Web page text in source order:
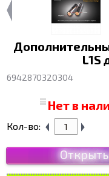
L1S
6942870320304
Нет в
Кол-во: